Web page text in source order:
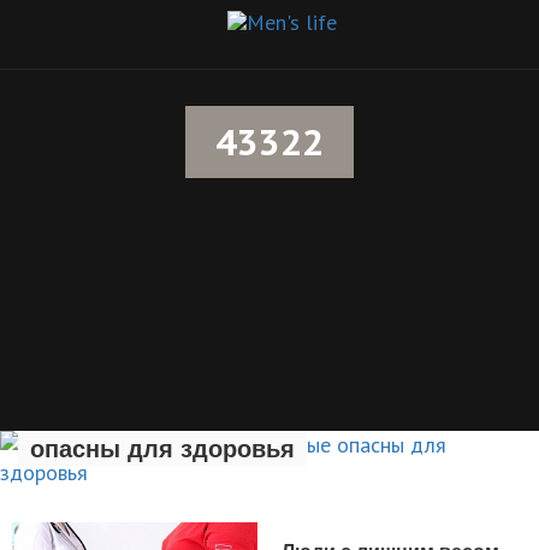
43322
опасны для здоровья